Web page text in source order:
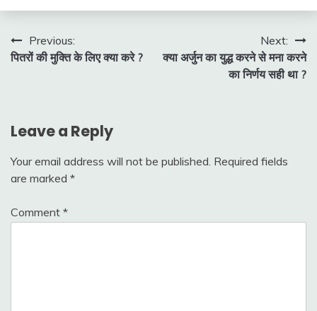
Post
navigation
Previous:
पितरों की मुक्ति के लिए क्या करे ?
Next:
क्या अर्जुन का युद्ध करने से मना करने
का निर्णय सही था ?
Leave a Reply
Your email address will not be published. Required fields
are marked *
Comment *